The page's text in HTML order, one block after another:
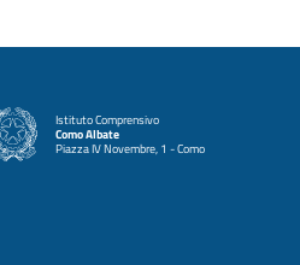
Istituto Comprensivo
Como Albate
Piazza IV Novembre, 1 - Como
— Visita la pagina iniziale della scuola